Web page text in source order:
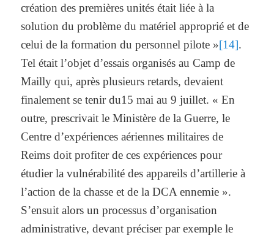
création des premières unités était liée à la
solution du problème du matériel approprié et de
celui de la formation du personnel pilote »[14].
Tel était l’objet d’essais organisés au Camp de
Mailly qui, après plusieurs retards, devaient
finalement se tenir du15 mai au 9 juillet. « En
outre, prescrivait le Ministère de la Guerre, le
Centre d’expériences aériennes militaires de
Reims doit profiter de ces expériences pour
étudier la vulnérabilité des appareils d’artillerie à
l’action de la chasse et de la DCA ennemie ».
S’ensuit alors un processus d’organisation
administrative, devant préciser par exemple le